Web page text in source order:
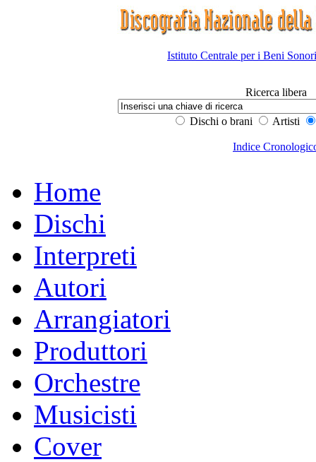
Istituto Centrale per i Beni
Ricerca libera
Dischi o brani Artisti
Indice
Home
Dischi
Interpreti
Autori
Arrangiatori
Produttori
Orchestre
Musicisti
Cover